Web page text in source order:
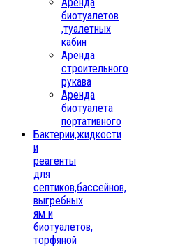
биотуалетов
,туалетных
кабин
Аренда
строительного
рукава
Аренда
биотуалета
портативного
Бактерии,жидкости
и
реагенты
для
септиков,бассейнов,
выгребных
ям и
биотуалетов,
торфяной